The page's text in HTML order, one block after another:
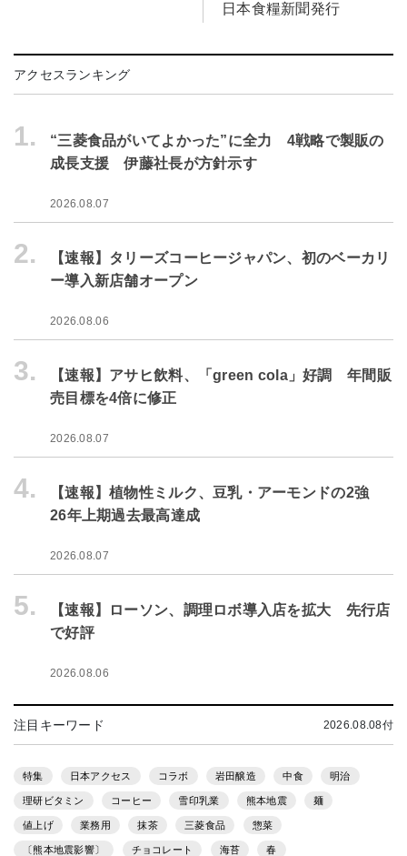
日本食糧新聞発行
アクセスランキング
1.
“三菱食品がいてよかった”に全力 4戦略で製販の
成長支援 伊藤社長が方針示す
2026.08.07
2.
【速報】タリーズコーヒージャパン、初のベーカリ
ー導入新店舗オープン
2026.08.06
3.
【速報】アサヒ飲料、「green cola」好調 年間販
売目標を4倍に修正
2026.08.07
4.
【速報】植物性ミルク、豆乳・アーモンドの2強
26年上期過去最高達成
2026.08.07
5.
【速報】ローソン、調理ロボ導入店を拡大 先行店
で好評
2026.08.06
注目キーワード 2026.08.08付
特集 日本アクセス コラボ 岩田醸造 中食 明治
理研ビタミン コーヒー 雪印乳業 熊本地震 麺
値上げ 業務用 抹茶 三菱食品 惣菜
〔熊本地震影響〕 チョコレート 海苔 春